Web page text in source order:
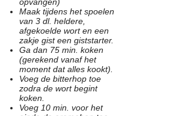
Maak tijdens het spoelen
van 3 dl. heldere,
afgekoelde wort en een
zakje gist een giststarter.
Ga dan 75 min. koken
(gerekend vanaf het
moment dat alles kookt).
Voeg de bitterhop toe
zodra de wort begint
koken.
Voeg 10 min. voor het
Sponsoren
Inloggen